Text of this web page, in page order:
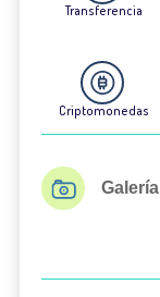
Transferencia
Criptomonedas
Galería